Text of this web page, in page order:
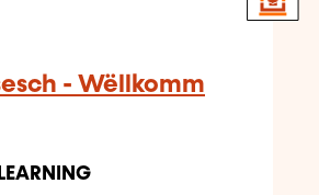
- Wëllkomm